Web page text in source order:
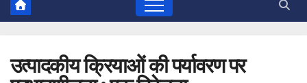
उत्पादकीय क्रियाओं की पर्यावरण पर